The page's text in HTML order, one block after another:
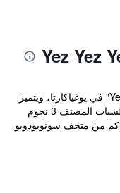
يقع مكان إقامة "Yez Yez Yez All Good Hostel" في يوغياكارتا، ويتميز
بمسبح خارجي وحديقة وتراس وبار. يقع بيت الشباب المصنف 3 نجوم
ضمن مسافة 2.5 كم من قصر السلطان و2.7 كم من متحف سونوبودويو